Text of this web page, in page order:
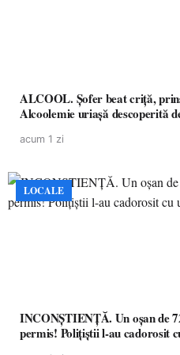
ALCOOL. Șofer beat criță,
Alcoolemie uriașă descoperită
acum 1 zi
LOCALE
INCONȘTIENȚĂ. Un oșan de
permis! Polițiștii l-au cadorosit